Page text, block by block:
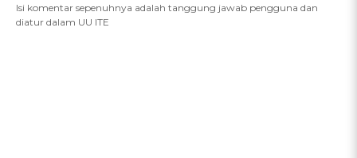
Isi komentar sepenuhnya adalah tanggung jawab pengguna dan
diatur dalam UU ITE